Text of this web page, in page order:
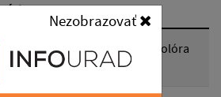
Nezobrazovať
plánu kontrol hlavného kontrolóra
2024